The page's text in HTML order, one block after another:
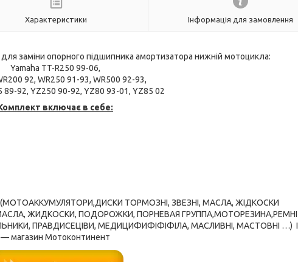
Характеристики Інформація для замовлення
заміни опорного підшипника амортизатора нижній мотоцикла:
Yamaha TT-R250 99-06,
92, WR250 91-93, WR500 92-93,
89-92, YZ250 90-92, YZ80 93-01, YZ85 02
включає в себе:
(МОТОАККУМУЛЯТОРИ,ДИСКИ ТОРМОЗНІ, ЗВЕЗНІ, МАСЛА, ЖІДКОСКИ
ЖИДКОСКИ, ПОДОРОЖКИ, ПОРНЕВАЯ ГРУППА,МОТОРЕЗИНА,РЕМНІ
ПРАВДИСЕЦІВИ, МЕДИЦИФИФІФІФІЛА, МАСЛИВНІ, МАСТОВНІ …)
— магазин Мотоконтинент